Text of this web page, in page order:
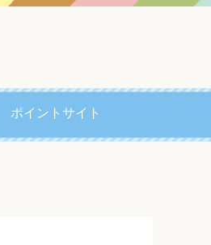
ポイントサイト